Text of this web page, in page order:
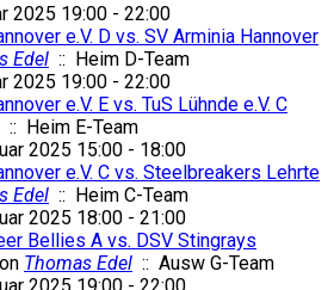
2025 19:00 - 22:00
e.V. D vs. SV Arminia Hannover
Edel :: Heim D-Team
2025 19:00 - 22:00
e.V. E vs. TuS Lühnde e.V. C
:: Heim E-Team
2025 15:00 - 18:00
e.V. C vs. Steelbreakers Lehrte
Edel :: Heim C-Team
2025 18:00 - 21:00
Bellies A vs. DSV Stingrays
Thomas Edel :: Ausw G-Team